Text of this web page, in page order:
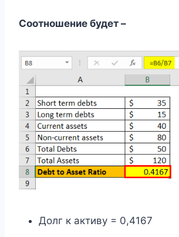
Соотношение будет –
Долг к активу = 0,4167